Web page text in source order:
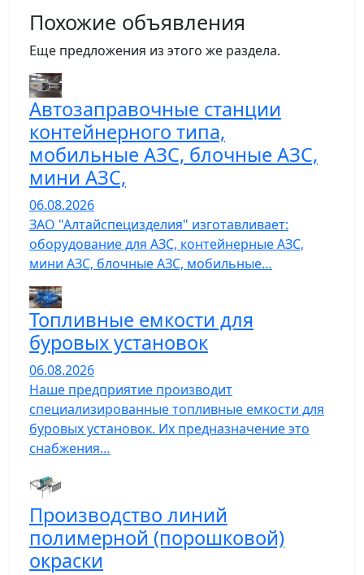
Похожие объявления
Еще предложения из этого же раздела.
Автозаправочные станции
контейнерного типа,
мобильные АЗС, блочные АЗС,
мини АЗС,
06.08.2026
ЗАО "Алтайспецизделия" изготавливает:
оборудование для АЗС, контейнерные АЗС,
мини АЗС, блочные АЗС, мобильные…
Топливные емкости для
буровых установок
06.08.2026
Наше предприятие производит
специализированные топливные емкости для
буровых установок. Их предназначение это
снабжения…
Производство линий
полимерной (порошковой)
окраски